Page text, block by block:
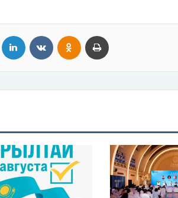
Twitter LinkedIn VKontakteOdnoklassniki